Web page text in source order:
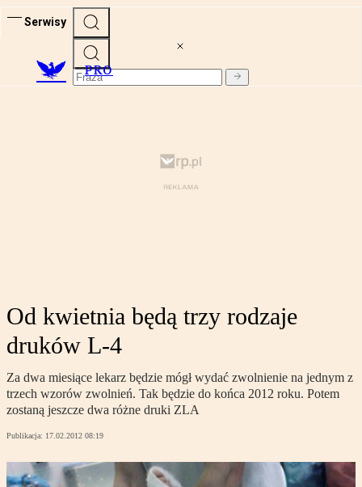
Serwisy
PRO
Od kwietnia będą trzy rodzaje
druków L-4
Za dwa miesiące lekarz będzie mógł wydać zwolnienie na jednym z
trzech wzorów zwolnień. Tak będzie do końca 2012 roku. Potem
zostaną jeszcze dwa różne druki ZLA
Publikacja: 17.02.2012 08:19